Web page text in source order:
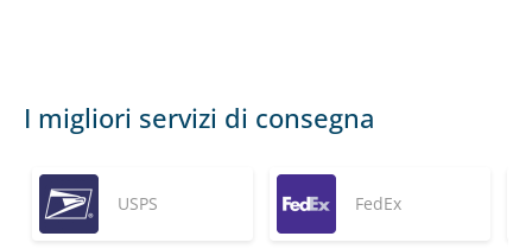
I migliori servizi di consegna
USPS FedEx